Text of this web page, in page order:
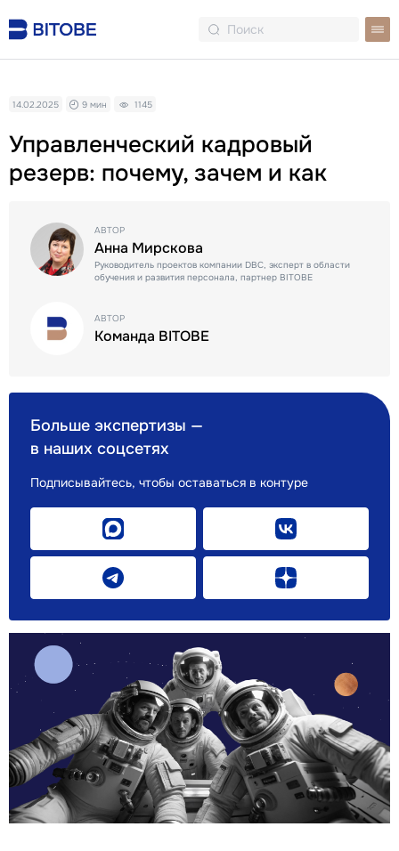
Управленческий кадровый
резерв: почему, зачем и как
14.02.2025 9 мин 1145
Больше экспертизы —
в наших соцсетях
Подписывайтесь, чтобы оставаться в контуре
АВТОР
Анна Мирскова
Руководитель проектов компании DBC, эксперт в области
обучения и развития персонала, партнер BITOBE
АВТОР
Команда BITOBE